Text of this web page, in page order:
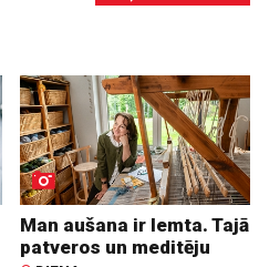
Man aušana ir lemta. Tajā
patveros un meditēju